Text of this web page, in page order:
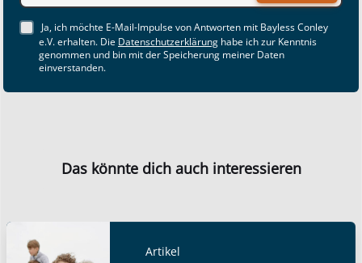
Ja, ich möchte E-Mail-Impulse von Antworten mit Bayless Conley
e.V. erhalten. Die Datenschutzerklärung habe ich zur Kenntnis
genommen und bin mit der Speicherung meiner Daten
einverstanden.
Das könnte dich auch interessieren
Artikel